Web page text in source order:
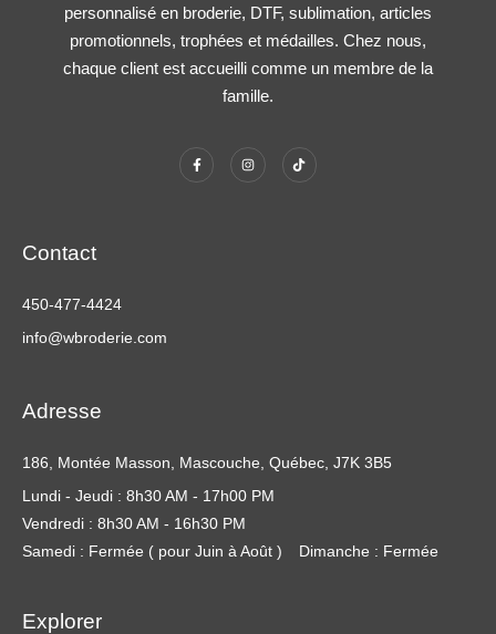
personnalisé en broderie, DTF, sublimation, articles
promotionnels, trophées et médailles. Chez nous,
chaque client est accueilli comme un membre de la
famille.
Contact
450-477-4424
info@wbroderie.com
Adresse
186, Montée Masson, Mascouche, Québec, J7K 3B5
Lundi - Jeudi : 8h30 AM - 17h00 PM
Vendredi : 8h30 AM - 16h30 PM
Samedi : Fermée ( pour Juin à Août )
Dimanche : Fermée
Explorer